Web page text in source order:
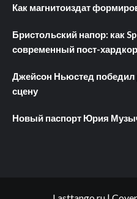
Как магнитоиздат
Бристольский напор: как
современный пост-хардкор
Джейсон Ньюстед победил
сцену
Новый паспорт Юрия